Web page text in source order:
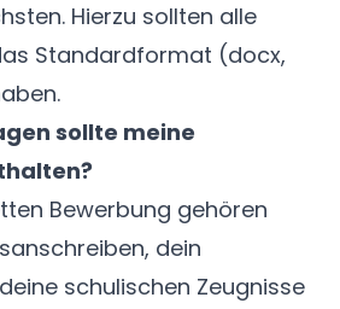
Hierzu sollten alle
Standardformat (docx,
sollte meine
Bewerbung gehören
dein
schulischen Zeugnisse